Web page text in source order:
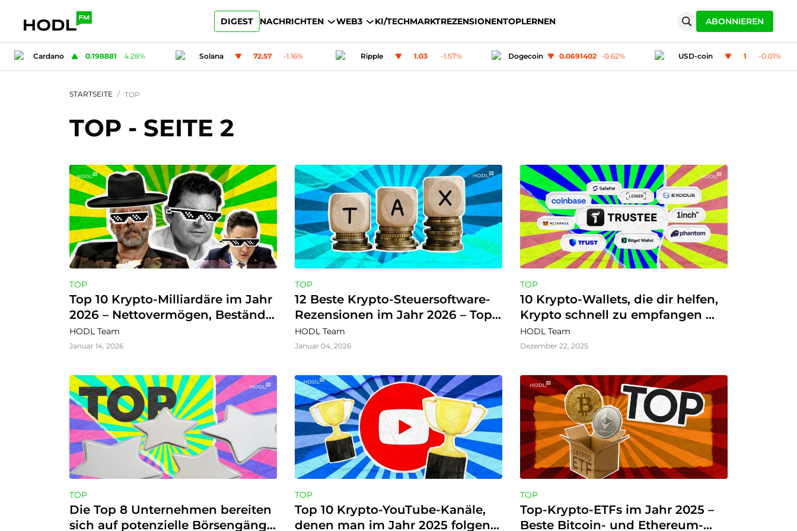
DIGEST NACHRICHTEN WEB3 KI/TECHMARKTREZENSIONENTOPLERNEN ABONNIEREN
Solana 72.57 -1.16% Ripple 1.03 -1.57% Dogecoin 0.0691402 -0.62 USD-coin 1 -0.01% Polygon (MATIC) 0.07505 0.07
STARTSEITE TOP
TOP - SEITE 2
TOP
Top 10 Krypto-Milliardäre im Jahr
2026 – Nettovermögen, Bestände
und Vermögen
HODL Team
Januar 14, 2026
TOP
12 Beste Krypto-Steuersoftware-
Rezensionen im Jahr 2026 – Top-
Tools zur Optimierung Ihrer
Krypto-Steuererklärung
HODL Team
Januar 04, 2026
TOP
10 Krypto-Wallets, die dir helfen,
Krypto schnell zu empfangen
und ohne jeglichen Aufwand
auszugeben
HODL Team
Dezember 22, 2025
TOP
Die Top 8 Unternehmen bereiten
sich auf potenzielle Börsengänge
TOP
Top 10 Krypto-YouTube-Kanäle,
denen man im Jahr 2025 folgen
TOP
Top-Krypto-ETFs im Jahr 2025 –
Beste Bitcoin- und Ethereum-